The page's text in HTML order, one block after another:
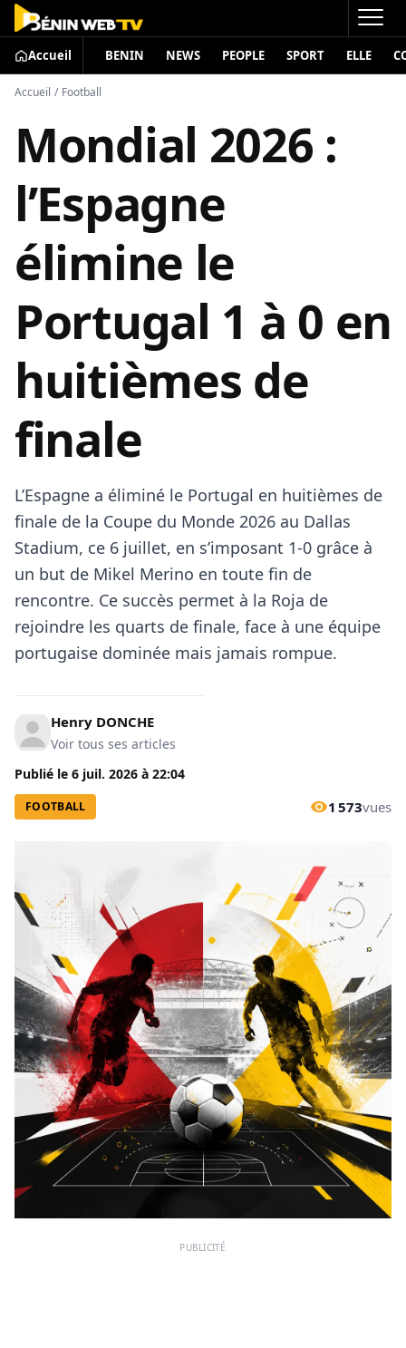
Accueil BENIN NEWS PEOPLE SPORT ELLE
Accueil / Football
Mondial 2026 :
l’Espagne
élimine le
Portugal 1 à 0 en
huitièmes de
finale
L’Espagne a éliminé le Portugal en huitièmes de
finale de la Coupe du Monde 2026 au Dallas
Stadium, ce 6 juillet, en s’imposant 1-0 grâce à
un but de Mikel Merino en toute fin de
rencontre. Ce succès permet à la Roja de
rejoindre les quarts de finale, face à une équipe
portugaise dominée mais jamais rompue.
Henry DONCHE
Voir tous ses articles
Publié le 6 juil. 2026 à 22:04
FOOTBALL 1 573vues
PUBLICITÉ